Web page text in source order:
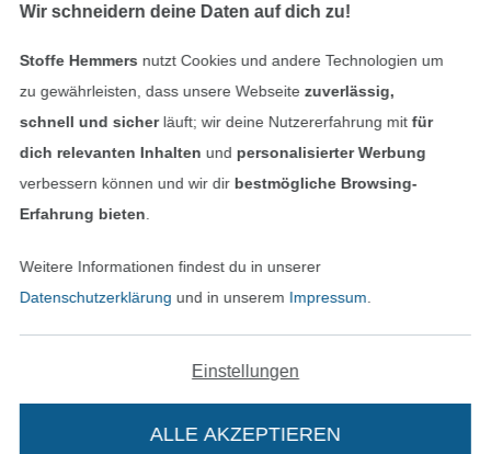
Kontakt
Finde mehr Inspiration
Wir schneidern deine Daten auf dich zu!
Stoffe Hemmers nutzt Cookies und andere Technologien um
zu gewährleisten, dass unsere Webseite zuverlässig,
schnell und sicherläuft; wir deine Nutzererfahrung mitfür
dich relevanten Inhalten und personalisierter Werbung
verbessern können und wir dir bestmögliche Browsing-
Erfahrung bieten
Weitere Informationen findest du in unserer
Datenschutzerklärung und in unserem Impressum
Einstellungen
ALLE AKZEPTIEREN